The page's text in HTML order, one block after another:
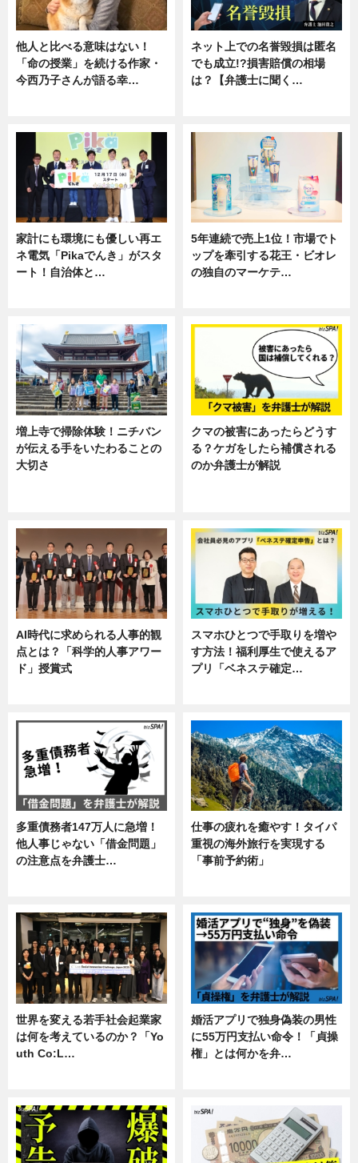
他人と比べる意味はない！
「命の授業」を続ける作家・
今西乃子さんが語る幸…
ネット上での名誉毀損は匿名
でも成立!?損害賠償の相場
は？【弁護士に聞く…
家計にも環境にも優しい再エ
ネ電気「Pikaでんき」がスタ
ート！自治体と…
5年連続で売上1位！市場でト
ップを牽引する花王・ビオレ
の独自のマーケテ…
増上寺で掃除体験！ニチバン
が伝える手をいたわることの
大切さ
クマの被害にあったらどうす
る？ケガをしたら補償される
のか弁護士が解説
AI時代に求められる人事的観
点とは？「科学的人事アワー
ド」授賞式
スマホひとつで手取りを増や
す方法！福利厚生で使えるア
プリ「ベネステ確定…
多重債務者147万人に急増！
他人事じゃない「借金問題」
の注意点を弁護士…
仕事の疲れを癒やす！タイパ
重視の海外旅行を実現する
「事前予約術」
世界を変える若手社会起業家
は何を考えているのか？「Yo
uth Co:L…
婚活アプリで独身偽装の男性
に55万円支払い命令！「貞操
権」とは何かを弁…